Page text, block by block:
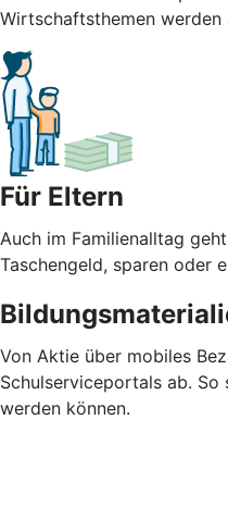
Wirtschaftsthemen werden
Für Eltern
Auch im Familienalltag
Taschengeld, sparen oder
Von Aktie über mobiles
Schulserviceportals ab. So
werden können.